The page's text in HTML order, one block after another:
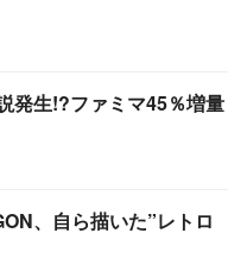
発生!?ファミマ45％増量
、自ら描いた”レトロ